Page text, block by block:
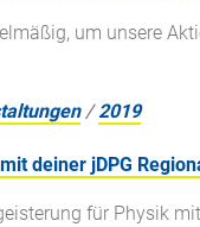
um unsere
/2019
deiner jDPG
für Physik